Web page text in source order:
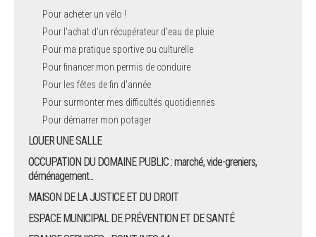
Pour acheter un vélo !
Pour l'achat d’un récupérateur d’eau de pluie
Pour ma pratique sportive ou culturelle
Pour financer mon permis de conduire
Pour les fêtes de fin d'année
Pour surmonter mes difficultés quotidiennes
Pour démarrer mon potager
LOUER UNE SALLE
OCCUPATION DU DOMAINE PUBLIC : marché, vide-greniers,
déménagement...
MAISON DE LA JUSTICE ET DU DROIT
ESPACE MUNICIPAL DE PRÉVENTION ET DE SANTÉ